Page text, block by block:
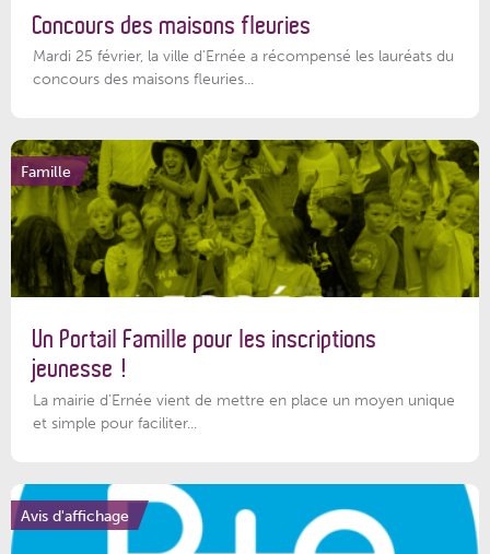
Concours des maisons fleuries
Mardi 25 février, la ville d'Ernée a récompensé les lauréats du
concours des maisons fleuries...
Famille
Un Portail Famille pour les inscriptions
jeunesse !
La mairie d’Ernée vient de mettre en place un moyen unique
et simple pour faciliter...
Avis d'affichage